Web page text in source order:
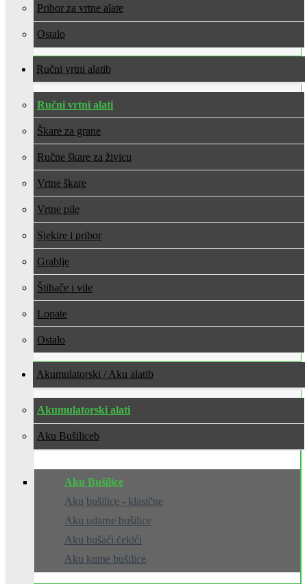
Pribor za vrtne alate
Ostalo
Ručni vrtni alati
Ručni vrtni alati
Škare za grane
Ručne škare za živicu
Vrtne škare
Vrtne pile
Sjekire i pribor
Grablje
Štihače i vile
Lopate
Ostalo
Akumulatorski / Aku alati
Akumulatorski alati
Aku Bušilice
Aku Bušilice
Aku bušilice - klasične
Aku udarne bušilice
Aku bušaći čekići
Aku kutne bušilice